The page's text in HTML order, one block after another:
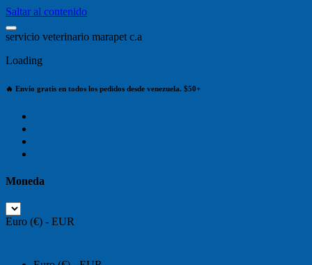
Saltar al contenido
servicio veterinario marapet c.a
Loading
🔥 Envío gratis en todos los pedidos desde venezuela. $50+
Moneda
Euro (€) - EUR